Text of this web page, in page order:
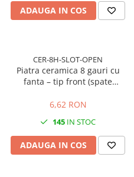
ADAUGA IN COS
CER-8H-SLOT-OPEN
Piatra ceramica 8 gauri cu
fanta – tip front (spate
6,62 RON
145 IN STOC
ADAUGA IN COS